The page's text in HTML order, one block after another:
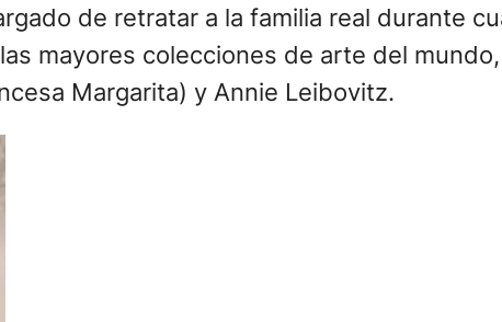
de retratar a la familia real durante
mayores colecciones de arte del
Margarita) y Annie Leibovitz.